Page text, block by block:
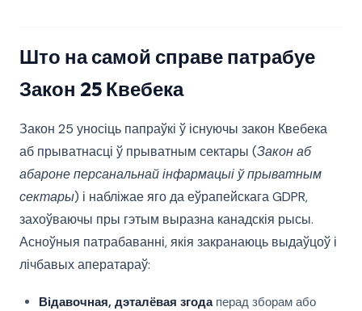
Што на самой справе патрабуе
Закон 25 Квебека
Закон 25 уносіць папраўкі ў існуючы закон Квебека
аб прыватнасці ў прыватным сектары (Закон аб
абароне персанальнай інфармацыі ў прыватным
сектары) і набліжае яго да еўрапейскага GDPR,
захоўваючы пры гэтым выразна канадскія рысы.
Асноўныя патрабаванні, якія закранаюць выдаўцоў і
лічбавых аператараў:
Відавочная, дэталёвая згодаперад зборам або